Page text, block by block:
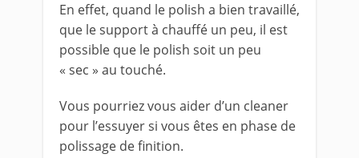
En effet, quand le polish a bien travaillé,
que le support à chauffé un peu, il est
possible que le polish soit un peu
« sec » au touché.
Vous pourriez vous aider d’un cleaner
pour l’essuyer si vous êtes en phase de
polissage de finition.